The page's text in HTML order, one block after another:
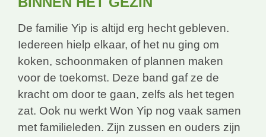
De familie Yip is altijd erg hecht gebleven.
Iedereen hielp elkaar, of het nu ging om
koken, schoonmaken of plannen maken
voor de toekomst. Deze band gaf ze de
kracht om door te gaan, zelfs als het tegen
zat. Ook nu werkt Won Yip nog vaak samen
met familieleden. Zijn zussen en ouders zijn